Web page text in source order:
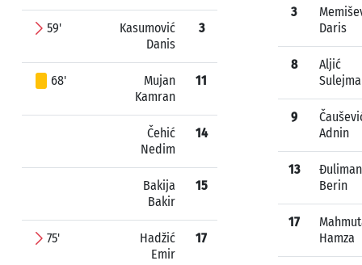
59'
Kasumović
Danis
3
68'
Mujan
Kamran
11
Čehić
Nedim
14
Bakija
Bakir
15
75'
Hadžić
Emir
17
3
Daris
8
Aljić
9
Adnin
13
Đuliman
Berin
17
Hamza